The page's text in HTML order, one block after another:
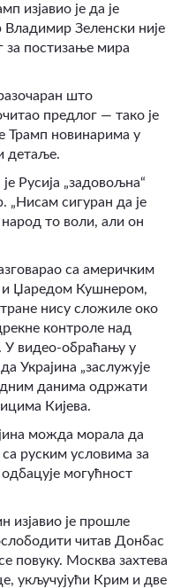
изјавио је да је
Владимир Зеленски није
за постизање мира
што
предлог — тако је
Трамп новинарима у
детаље.
Русија „задовољна“
„Нисам сигуран да је
то воли, али он
са америчким
и Џаредом Кушнером,
нису сложиле око
контроле над
У видео-обраћању у
Украјина „заслужује
данима одржати
Кијева.
можда морала да
руским условима за
могућност
изјавио је прошле
читав Донбас
повуку. Москва захтева
укључујући Крим и две